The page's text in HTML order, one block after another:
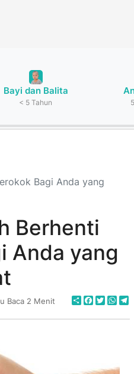
Bayi dan Balita
< 5 Tahun
Bagi Anda yang
Berhenti
Anda yang
Baca 2 Menit Share